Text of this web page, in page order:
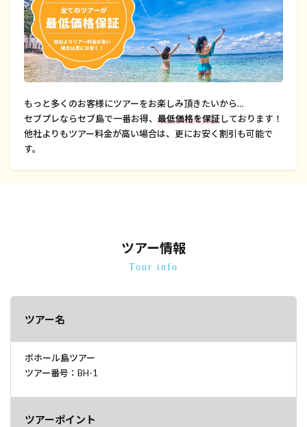
もっと多くのお客様にツアーをお楽しみ頂きたいから…
セブプレならセブ島で一番お得、 最低価格を保証しております！
他社よりもツアー料金が高い場合は、更にお安く割引も可能で
す。
ツアー情報
Tour info
ツアー名
ボホール島ツアー
ツアー番号：BH-1
ツアーポイント